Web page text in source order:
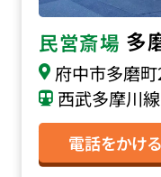
民営斎場 多
府中市多磨
西武多摩川線
電話をかける